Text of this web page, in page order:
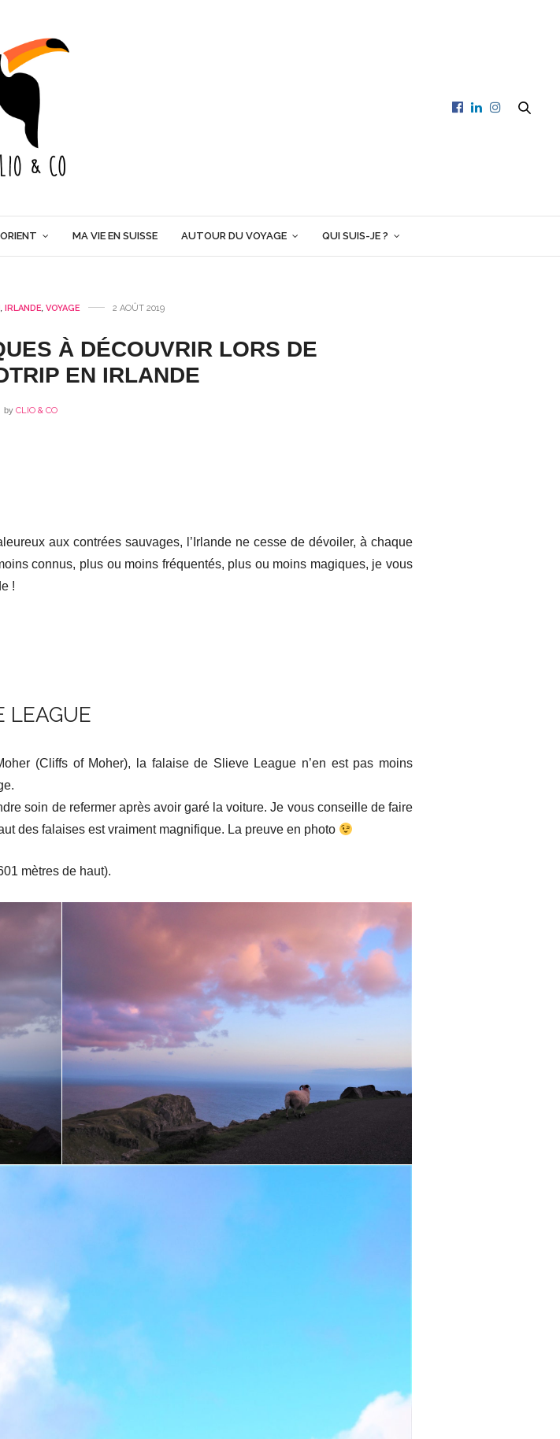
MA VIE EN SUISSE AUTOUR DU VOYAGE QUI SUIS-JE ?
IRLANDE VOYAGE 2 AOÛT 2019
À DÉCOUVRIR LORS DE
EN IRLANDE
by CLIO & CO
aux contrées sauvages, l’Irlande ne cesse de dévoiler, à chaque
connus, plus ou moins fréquentés, plus ou moins magiques, je vous
!
LEAGUE
(Cliffs of Moher), la falaise de Slieve League n’en est pas moins
soin de refermer après avoir garé la voiture. Je vous conseille de faire
des falaises est vraiment magnifique. La preuve en photo
mètres de haut).